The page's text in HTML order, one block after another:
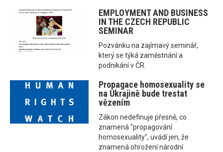
EMPLOYMENT AND BUSINESS
IN THE CZECH REPUBLIC
SEMINAR
Pozvánku na zajímavý seminář,
který se týká zaměstnání a
podnikání v ČR.
Propagace homosexuality se
na Ukrajině bude trestat
vězením
Zákon nedefinuje přesně, co
znamená "propagování
homosexuality", uvádí jen, že
znamená ohrožení národní